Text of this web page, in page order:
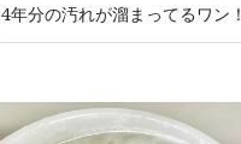
4年分の汚れが溜まってるワン！